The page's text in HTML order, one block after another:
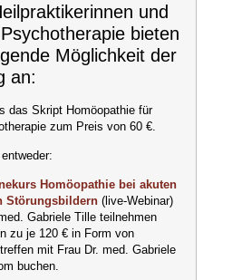
und
bieten
Möglichkeit der
an:
das Skript Homöopathie für
zum Preis von 60 €.
Homöopathie bei akuten
Störungsbildern (live-Webinar)
Gabriele Tille teilnehmen
zu je 120 € in Form von
mit Frau Dr. med. Gabriele
buchen.